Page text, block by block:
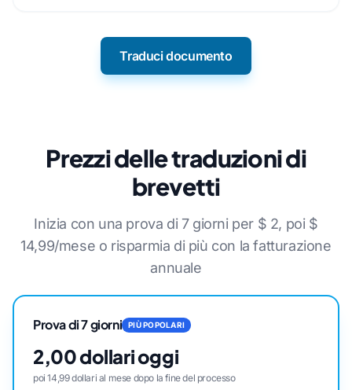
Traduci documento
Prezzi delle traduzioni di
brevetti
Inizia con una prova di 7 giorni per $ 2, poi $
14,99/mese o risparmia di più con la fatturazione
annuale
Prova di 7 giorni PIÙ POPOLARI
2,00 dollari oggi
poi 14,99 dollari al mese dopo la fine del processo